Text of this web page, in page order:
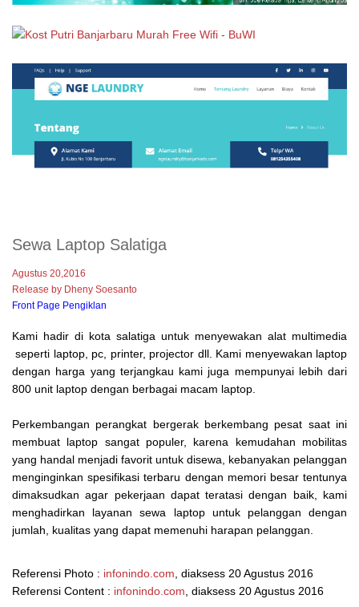
Sewa Laptop Salatiga
Agustus 20,2016
Release by Dheny Soesanto
Front Page Pengiklan
Kami hadir di kota salatiga untuk menyewakan alat multimedia
seperti laptop, pc, printer, projector dll. Kami menyewakan laptop
dengan harga yang terjangkau kami juga mempunyai lebih dari
800 unit laptop dengan berbagai macam laptop.
Perkembangan perangkat bergerak berkembang pesat saat ini
membuat laptop sangat populer, karena kemudahan mobilitas
yang handal menjadi favorit untuk disewa, kebanyakan pelanggan
menginginkan spesifikasi terbaru dengan memori besar tentunya
dimaksudkan agar pekerjaan dapat teratasi dengan baik, kami
menghadirkan layanan sewa laptop untuk pelanggan dengan
jumlah, kualitas yang dapat memenuhi harapan pelanggan.
Referensi Photo : infonindo.com , diaksess 20 Agustus 2016
Referensi Content : infonindo.com , diaksess 20 Agustus 2016